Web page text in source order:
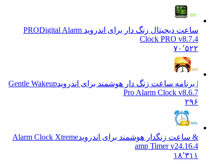
ساعت دیجیتال زنگ دار برای اندروید PRODigital Alarm
Clock PRO v8.7.4
۷۰٬۵۲۲
| برنامه ساعت زنگ دار هوشمند برای اندرویدGentle Wakeup
Pro Alarm Clock v8.6.7
& ساعت زنگدار هوشمند برای اندرویدAlarm Clock Xtreme
amp Timer v24.16.4
۱۸٬۳۱۱